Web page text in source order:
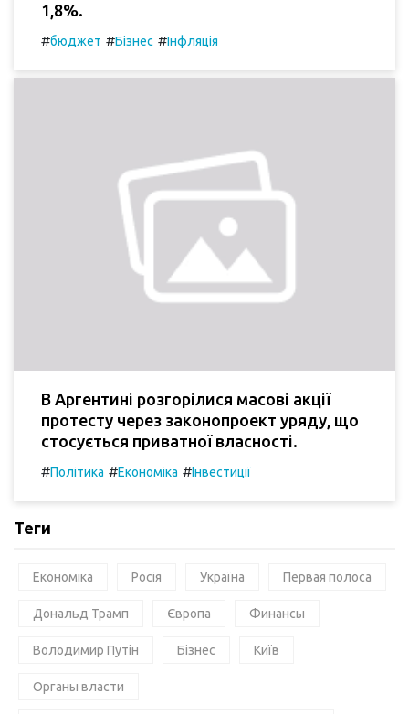
1,8%.
#бюджет #Бізнес #Інфляція
В Аргентині розгорілися масові акції
протесту через законопроект уряду, що
стосується приватної власності.
#Політика #Економіка #Інвестиції
Теги
Економіка Росія Україна Первая полоса
Дональд Трамп Європа Финансы
Володимир Путін Бізнес Київ
Органы власти